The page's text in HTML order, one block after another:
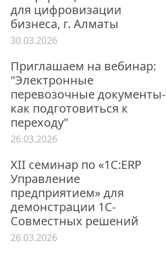
для цифровизации
бизнеса, г. Алматы
30.03.2026
Приглашаем на вебинар:
"Электронные
перевозочные документы-
как подготовиться к
переходу"
26.03.2026
XII семинар по «1С:ERP
Управление
предприятием» для
демонстрации 1C-
Совместных решений
26.03.2026